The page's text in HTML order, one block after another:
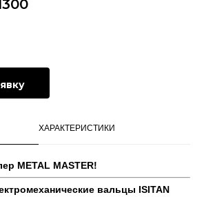
ХАРАКТЕРИСТИКИ
METAL MASTER!
вальцы ISITAN